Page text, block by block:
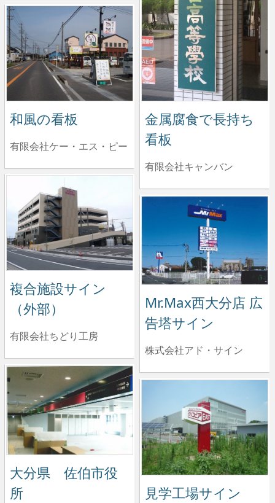
金属腐食で長持ち
看板
有限会社キャンバン
和風の看板
有限会社ケー・エス・ピー
複合施設サイン
（外部）
有限会社ちどり工房
Mr.Max西大分店 広
告塔サイン
株式会社アド・サイン
大分県 佐伯市役
所
見学工場サイン